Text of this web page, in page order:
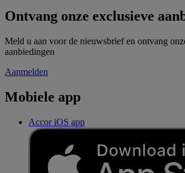
Ontvang onze exclusieve
Meld u aan voor de nieuwsbrief en ontvang
aanbiedingen
Aanmelden
Mobiele app
Accor iOS app